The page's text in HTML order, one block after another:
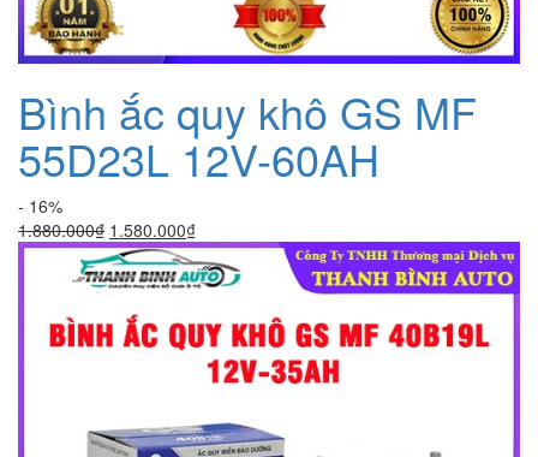
Bình ắc quy khô GS MF
55D23L 12V-60AH
- 16%
1.880.000₫ Giá
gốc
là:
1.580.000₫Giá
hiện
tại
1.580.000₫.